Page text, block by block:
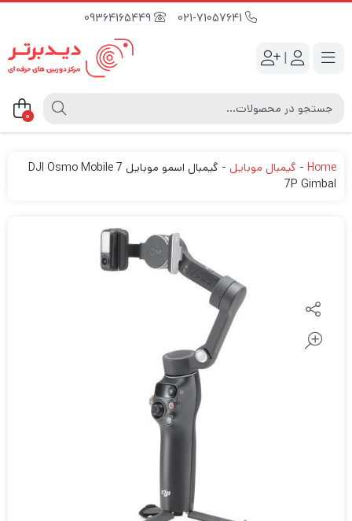
09364165449
|
0
Home
- گیمبال موبایل -
گیمبال اسمو موبایل 7 DJI Osmo Mobile
7P Gimbal